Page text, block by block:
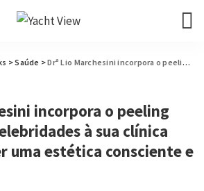
>Saúde >Drª Lio Marchesini incorpora o peeling coreano das celebridades à sua clínica para promover uma estética consciente e sofisticada
incorpora o peeling
à sua clínica
uma estética consciente e